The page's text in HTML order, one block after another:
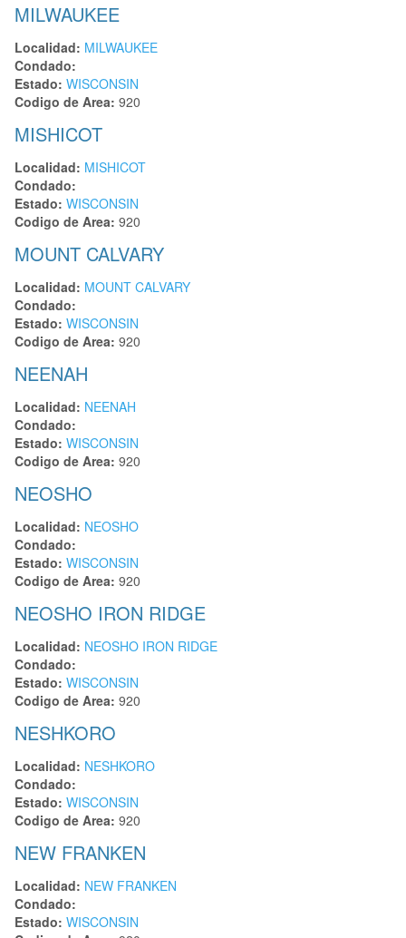
MILWAUKEE
Localidad: MILWAUKEE
Condado:
Estado: WISCONSIN
Codigo de Area: 920
MISHICOT
Localidad: MISHICOT
Condado:
Estado: WISCONSIN
Codigo de Area: 920
MOUNT CALVARY
Localidad: MOUNT CALVARY
Condado:
Estado: WISCONSIN
Codigo de Area: 920
NEENAH
Localidad: NEENAH
Condado:
Estado: WISCONSIN
Codigo de Area: 920
NEOSHO
Localidad: NEOSHO
Condado:
Estado: WISCONSIN
Codigo de Area: 920
NEOSHO IRON RIDGE
Localidad: NEOSHO IRON RIDGE
Condado:
Estado: WISCONSIN
Codigo de Area: 920
NESHKORO
Localidad: NESHKORO
Condado:
Estado: WISCONSIN
Codigo de Area: 920
NEW FRANKEN
Localidad: NEW FRANKEN
Condado:
Estado: WISCONSIN